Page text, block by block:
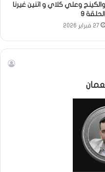
والكينج وعلي كلاي و اتنين غيرنا
الحلقة 9
27 فبراير 2026